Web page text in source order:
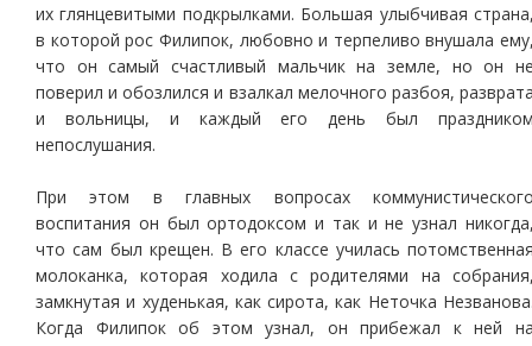
их глянцевитыми подкрылками. Большая улыбчивая
в которой рос Филипок, любовно и терпеливо внушала
что он самый счастливый мальчик на земле, но он
поверил и обозлился и взалкал мелочного разбоя,
и вольницы, и каждый его день был
непослушания.
При этом в главных вопросах
воспитания он был ортодоксом и так и не узнал
что сам был крещен. В его классе училась
молоканка, которая ходила с родителями на
замкнутая и худенькая, как сирота, как Неточка
Когда Филипок об этом узнал, он прибежал к ней